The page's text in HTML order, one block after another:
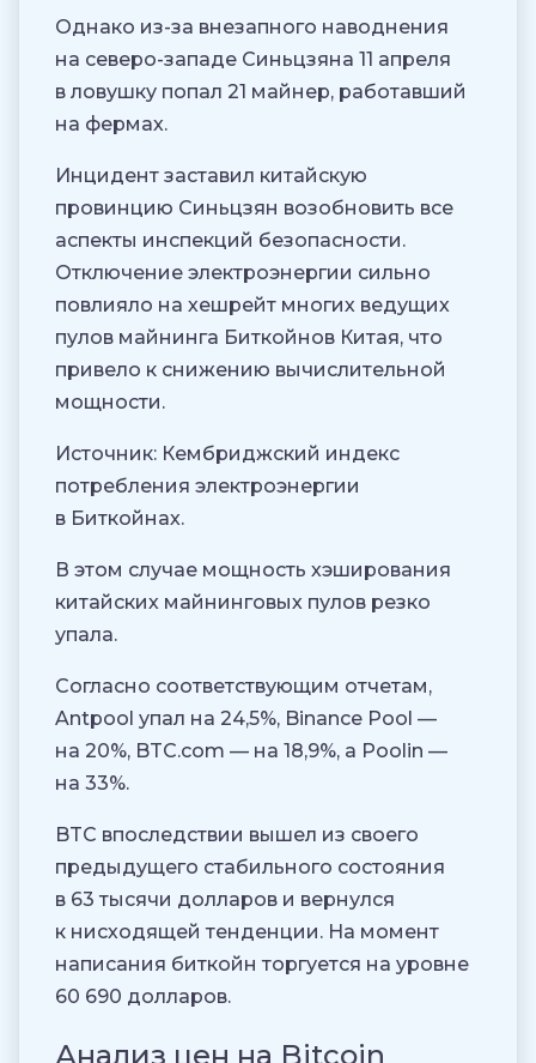
Однако из-за внезапного наводнения
на северо-западе Синьцзяна 11 апреля
в ловушку попал 21 майнер, работавший
на фермах.
Инцидент заставил китайскую
провинцию Синьцзян возобновить все
аспекты инспекций безопасности.
Отключение электроэнергии сильно
повлияло на хешрейт многих ведущих
пулов майнинга Биткойнов Китая, что
привело к снижению вычислительной
мощности.
Источник: Кембриджский индекс
потребления электроэнергии
в Биткойнах.
В этом случае мощность хэширования
китайских майнинговых пулов резко
упала.
Согласно соответствующим отчетам,
Antpool упал на 24,5%, Binance Pool —
на 20%, BTC.com — на 18,9%, а Poolin —
на 33%.
BTC впоследствии вышел из своего
предыдущего стабильного состояния
в 63 тысячи долларов и вернулся
к нисходящей тенденции. На момент
написания биткойн торгуется на уровне
60 690 долларов.
Анализ цен на Bitcoin